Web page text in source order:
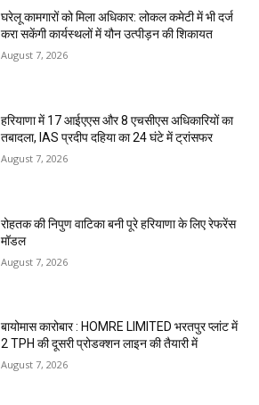
घरेलू कामगारों को मिला अधिकार: लोकल कमेटी में भी दर्ज
करा सकेंगी कार्यस्थलों में यौन उत्पीड़न की शिकायत
August 7, 2026
हरियाणा में 17 आईएएस और 8 एचसीएस अधिकारियों का
तबादला, IAS प्रदीप दहिया का 24 घंटे में ट्रांसफर
August 7, 2026
रोहतक की निपुण वाटिका बनी पूरे हरियाणा के लिए रेफरेंस
मॉडल
August 7, 2026
बायोमास कारोबार : HOMRE LIMITED भरतपुर प्लांट में
2 TPH की दूसरी प्रोडक्शन लाइन की तैयारी में
August 7, 2026